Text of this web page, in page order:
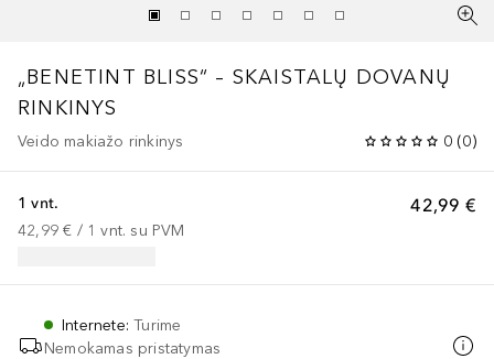
„BENETINT BLISS“ – SKAISTALŲ DOVANŲ
RINKINYS
Veido makiažo rinkinys 0 (0)
42,99 €
1 vnt.
42,99 € / 1 vnt. su PVM
Internete:Turime
Nemokamas pristatymas